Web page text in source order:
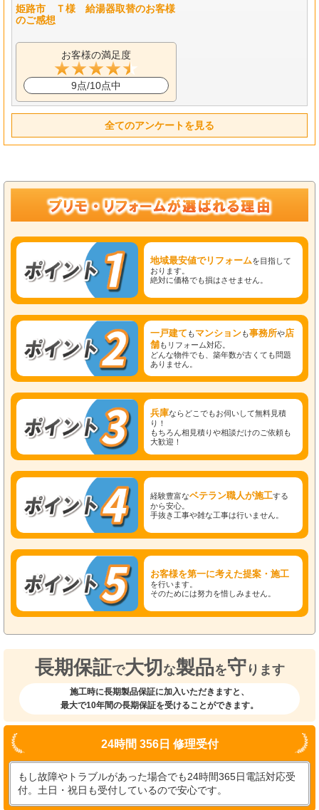
姫路市 Ｔ様 給湯器取替のお客様
のご感想
お客様の満足度
9点/10点中
全てのアンケートを見る
地域最安値でリフォームを目指して
おります。
絶対に価格でも損はさせません。
一戸建て もマンションも事務所や店
舗もリフォーム対応。
どんな物件でも、築年数が古くても問題
ありません。
兵庫ならどこでもお伺いして無料見積
り！
もちろん相見積りや相談だけのご依頼も
大歓迎！
経験豊富なベテラン職人が施工する
から安心。
手抜き工事や雑な工事は行いません。
お客様を第一に考えた提案・施工
を行います。
そのためには努力を惜しみません。
長期保証で大切 な製品を守 ります
施工時に長期製品保証に加入いただきますと、
最大で10年間の長期保証を受けることができます。
24時間 356日 修理受付
もし故障やトラブルがあった場合でも24時間365日電話対応受
付。土日・祝日も受付しているので安心です。